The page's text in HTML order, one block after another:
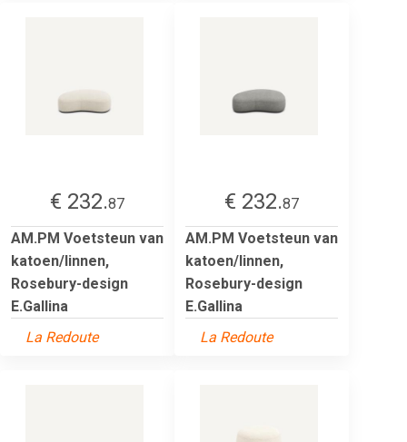
€ 232.87
AM.PM Voetsteun van
katoen/linnen,
Rosebury-design
E.Gallina
La Redoute
€ 232.87
AM.PM Voetsteun van
katoen/linnen,
Rosebury-design
E.Gallina
La Redoute